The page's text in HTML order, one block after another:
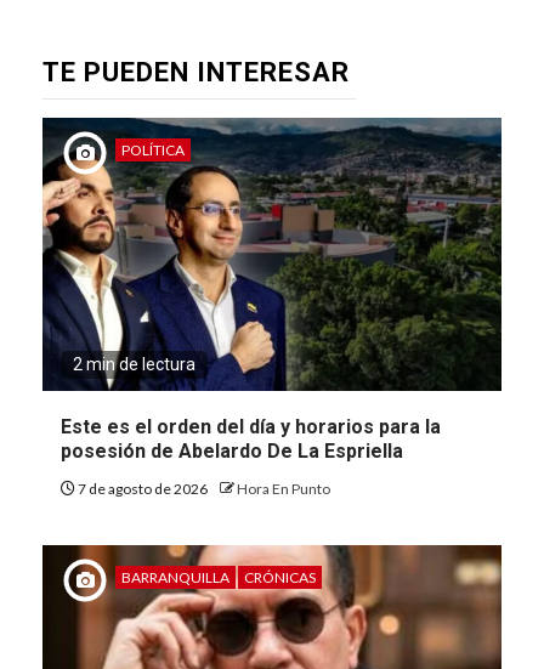
TE PUEDEN INTERESAR
POLÍTICA
2 min de lectura
Este es el orden del día y horarios para la
posesión de Abelardo De La Espriella
7 de agosto de 2026 Hora En Punto
BARRANQUILLA CRÓNICAS